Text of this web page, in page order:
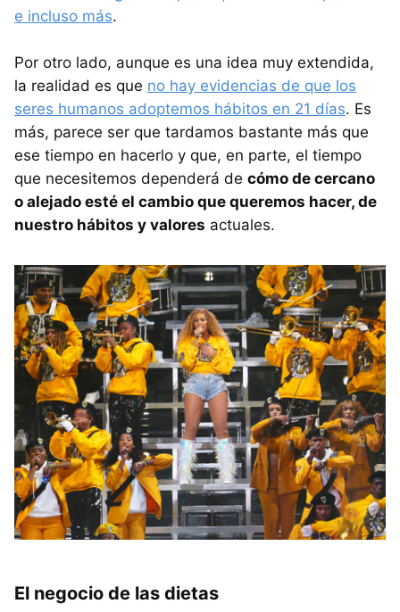
e incluso más.
Por otro lado, aunque es una idea muy extendida,
la realidad es que no hay evidencias de que los
seres humanos adoptemos hábitos en 21 días. Es
más, parece ser que tardamos bastante más que
ese tiempo en hacerlo y que, en parte, el tiempo
que necesitemos dependerá de cómo de cercano
o alejado esté el cambio que queremos hacer, de
nuestro hábitos y valores actuales.
El negocio de las dietas